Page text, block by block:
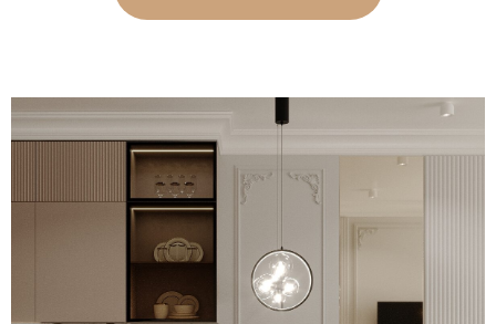
геометрией и изящных узоров в
эстетичный деревянный
ламинат. Ещё одним
декоративным элементом стен
в кухне-гостиной стали крупные
панорамные зеркальные
поверхности, визуально
увеличивающие пространство.